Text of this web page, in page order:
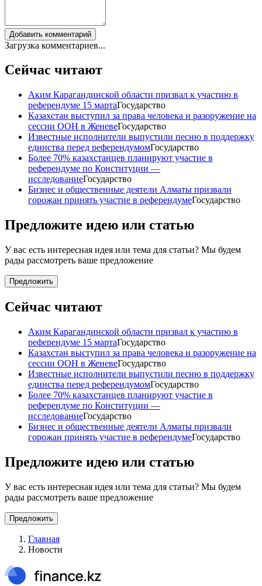
Добавить комментарий
Загрузка комментариев...
Сейчас читают
Аким Карагандинской области призвал к участию в
референдуме 15 мартаГосударство
Казахстан выступил за права человека и разоружение на
сессии ООН в ЖеневеГосударство
Известные исполнители выпустили песню в поддержку
единства перед референдумомГосударство
Более 70% казахстанцев планируют участие в
референдуме по Конституции —
исследованиеГосударство
Бизнес и общественные деятели Алматы призвали
горожан принять участие в референдумеГосударство
Предложите идею или статью
У вас есть интересная идея или тема для статьи? Мы будем
рады рассмотреть ваше предложение
Предложить
Сейчас читают
Аким Карагандинской области призвал к участию в
референдуме 15 мартаГосударство
Казахстан выступил за права человека и разоружение на
сессии ООН в ЖеневеГосударство
Известные исполнители выпустили песню в поддержку
единства перед референдумомГосударство
Более 70% казахстанцев планируют участие в
референдуме по Конституции —
исследованиеГосударство
Бизнес и общественные деятели Алматы призвали
горожан принять участие в референдумеГосударство
Предложите идею или статью
У вас есть интересная идея или тема для статьи? Мы будем
рады рассмотреть ваше предложение
Предложить
Главная
Новости